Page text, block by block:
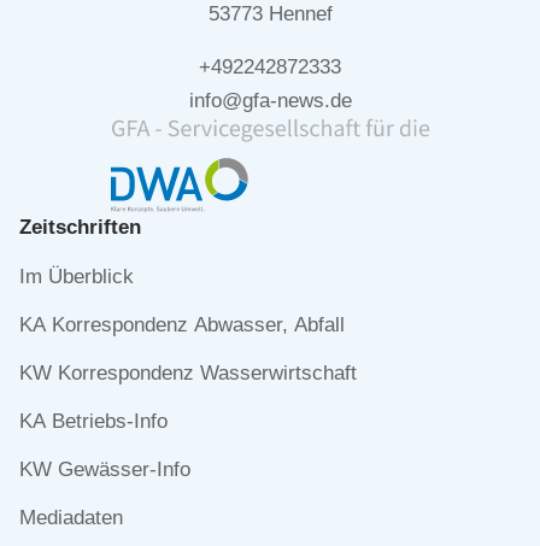
53773 Hennef
+492242872333
info@gfa-news.de
Zeitschriften
Navigation
Im Überblick
KA Korrespondenz Abwasser, Abfall
KW Korrespondenz Wasserwirtschaft
KA Betriebs-Info
KW Gewässer-Info
Mediadaten